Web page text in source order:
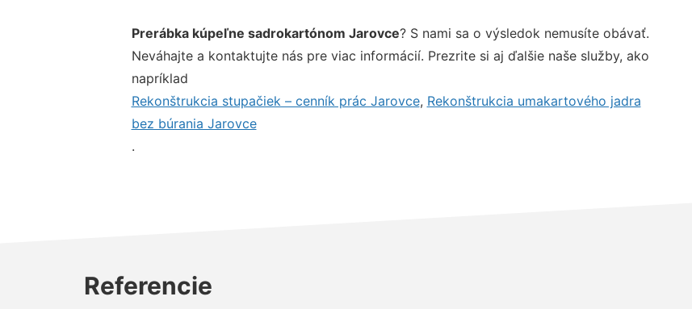
Prerábka kúpeľne sadrokartónom Jarovce? S nami sa o výsledok nemusíte obávať.
Neváhajte a kontaktujte nás pre viac informácií. Prezrite si aj ďalšie naše služby, ako
napríklad
Rekonštrukcia stupačiek – cenník prác Jarovce, Rekonštrukcia umakartového jadra
bez búrania Jarovce
.
Referencie